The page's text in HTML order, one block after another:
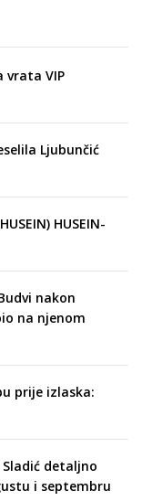
vrata VIP
Ljubunčić
HUSEIN-
nakon
na njenom
prije izlaska:
detaljno
i septembru